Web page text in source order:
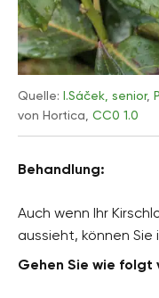
Quelle: I.Sáček, senior,
von Hortica, CC0 1.0
Behandlung:
Auch wenn Ihr
aussieht, können
Gehen Sie wie folgt